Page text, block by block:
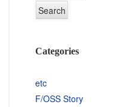
Categories
etc
F/OSS Story